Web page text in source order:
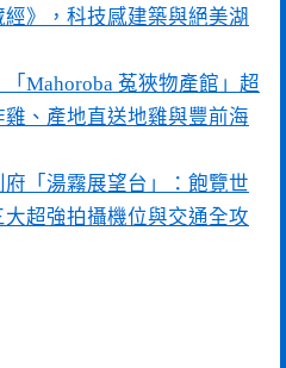
》，科技感建築與絕美湖
Mahoroba 菟狹物產館」超
、產地直送地雞與豐前海
「湯霧展望台」：飽覽世
超強拍攝機位與交通全攻